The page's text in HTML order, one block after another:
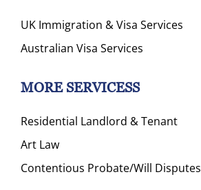
UK Immigration & Visa Services
Australian Visa Services
MORE SERVICESS
Residential Landlord & Tenant
Art Law
Contentious Probate/Will Disputes